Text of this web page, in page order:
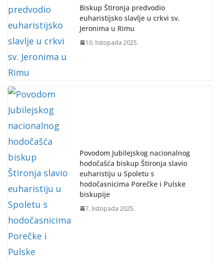
Biskup Štironja predvodio
euharistijsko slavlje u crkvi sv.
Jeronima u Rimu
10. listopada 2025.
Povodom Jubilejskog nacionalnog
hodočašća biskup Štironja slavio
euharistiju u Spoletu s
hodočasnicima Porečke i Pulske
biskupije
7. listopada 2025.